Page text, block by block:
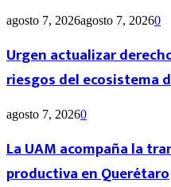
agosto 7, 2026agosto 7, 20260
Urgen actualizar
riesgos del ecosistema
agosto 7, 20260
La UAM acompaña la
productiva en Querétaro